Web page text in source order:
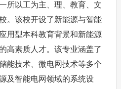
所以工为主、理、教育、文
。该校开设了新能源与智能
用型本科教育背景和新能源
高素质人才。该专业涵盖了
能技术、微电网技术等多个
及智能电网领域的系统设